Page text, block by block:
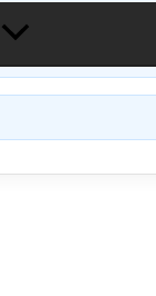
MENU
TOGGLE